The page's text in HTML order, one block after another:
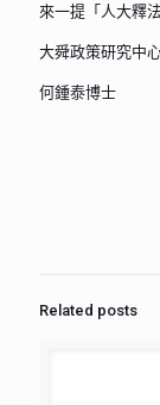
來一提「人大釋
大舜政策研究中
何鍾泰博士
Related posts